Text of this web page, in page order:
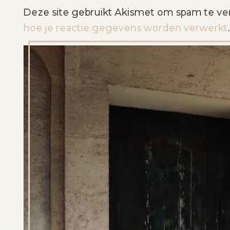
Deze site gebruikt Akismet om spam te
hoe je reactie gegevens worden verwerkt.